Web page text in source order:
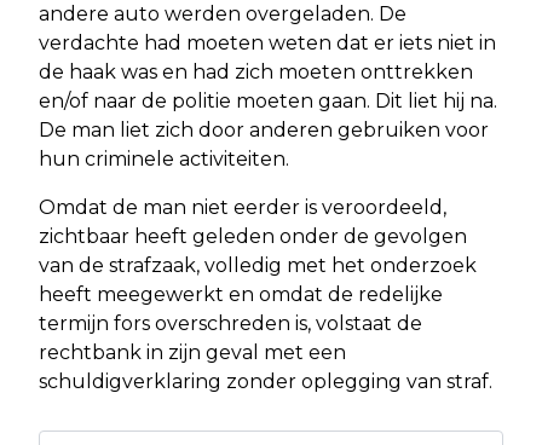
andere auto werden overgeladen. De
verdachte had moeten weten dat er iets niet in
de haak was en had zich moeten onttrekken
en/of naar de politie moeten gaan. Dit liet hij na.
De man liet zich door anderen gebruiken voor
hun criminele activiteiten.
Omdat de man niet eerder is veroordeeld,
zichtbaar heeft geleden onder de gevolgen
van de strafzaak, volledig met het onderzoek
heeft meegewerkt en omdat de redelijke
termijn fors overschreden is, volstaat de
rechtbank in zijn geval met een
schuldigverklaring zonder oplegging van straf.